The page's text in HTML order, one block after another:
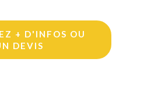
+ D'INFOS OU
DEVIS